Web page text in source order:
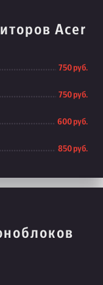
Acer
750 руб.
750 руб.
600 руб.
850 руб.